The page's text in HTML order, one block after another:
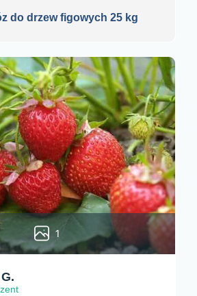
do drzew figowych 25 kg
1